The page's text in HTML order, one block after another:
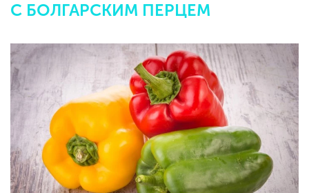
С БОЛГАРСКИМ ПЕРЦЕМ